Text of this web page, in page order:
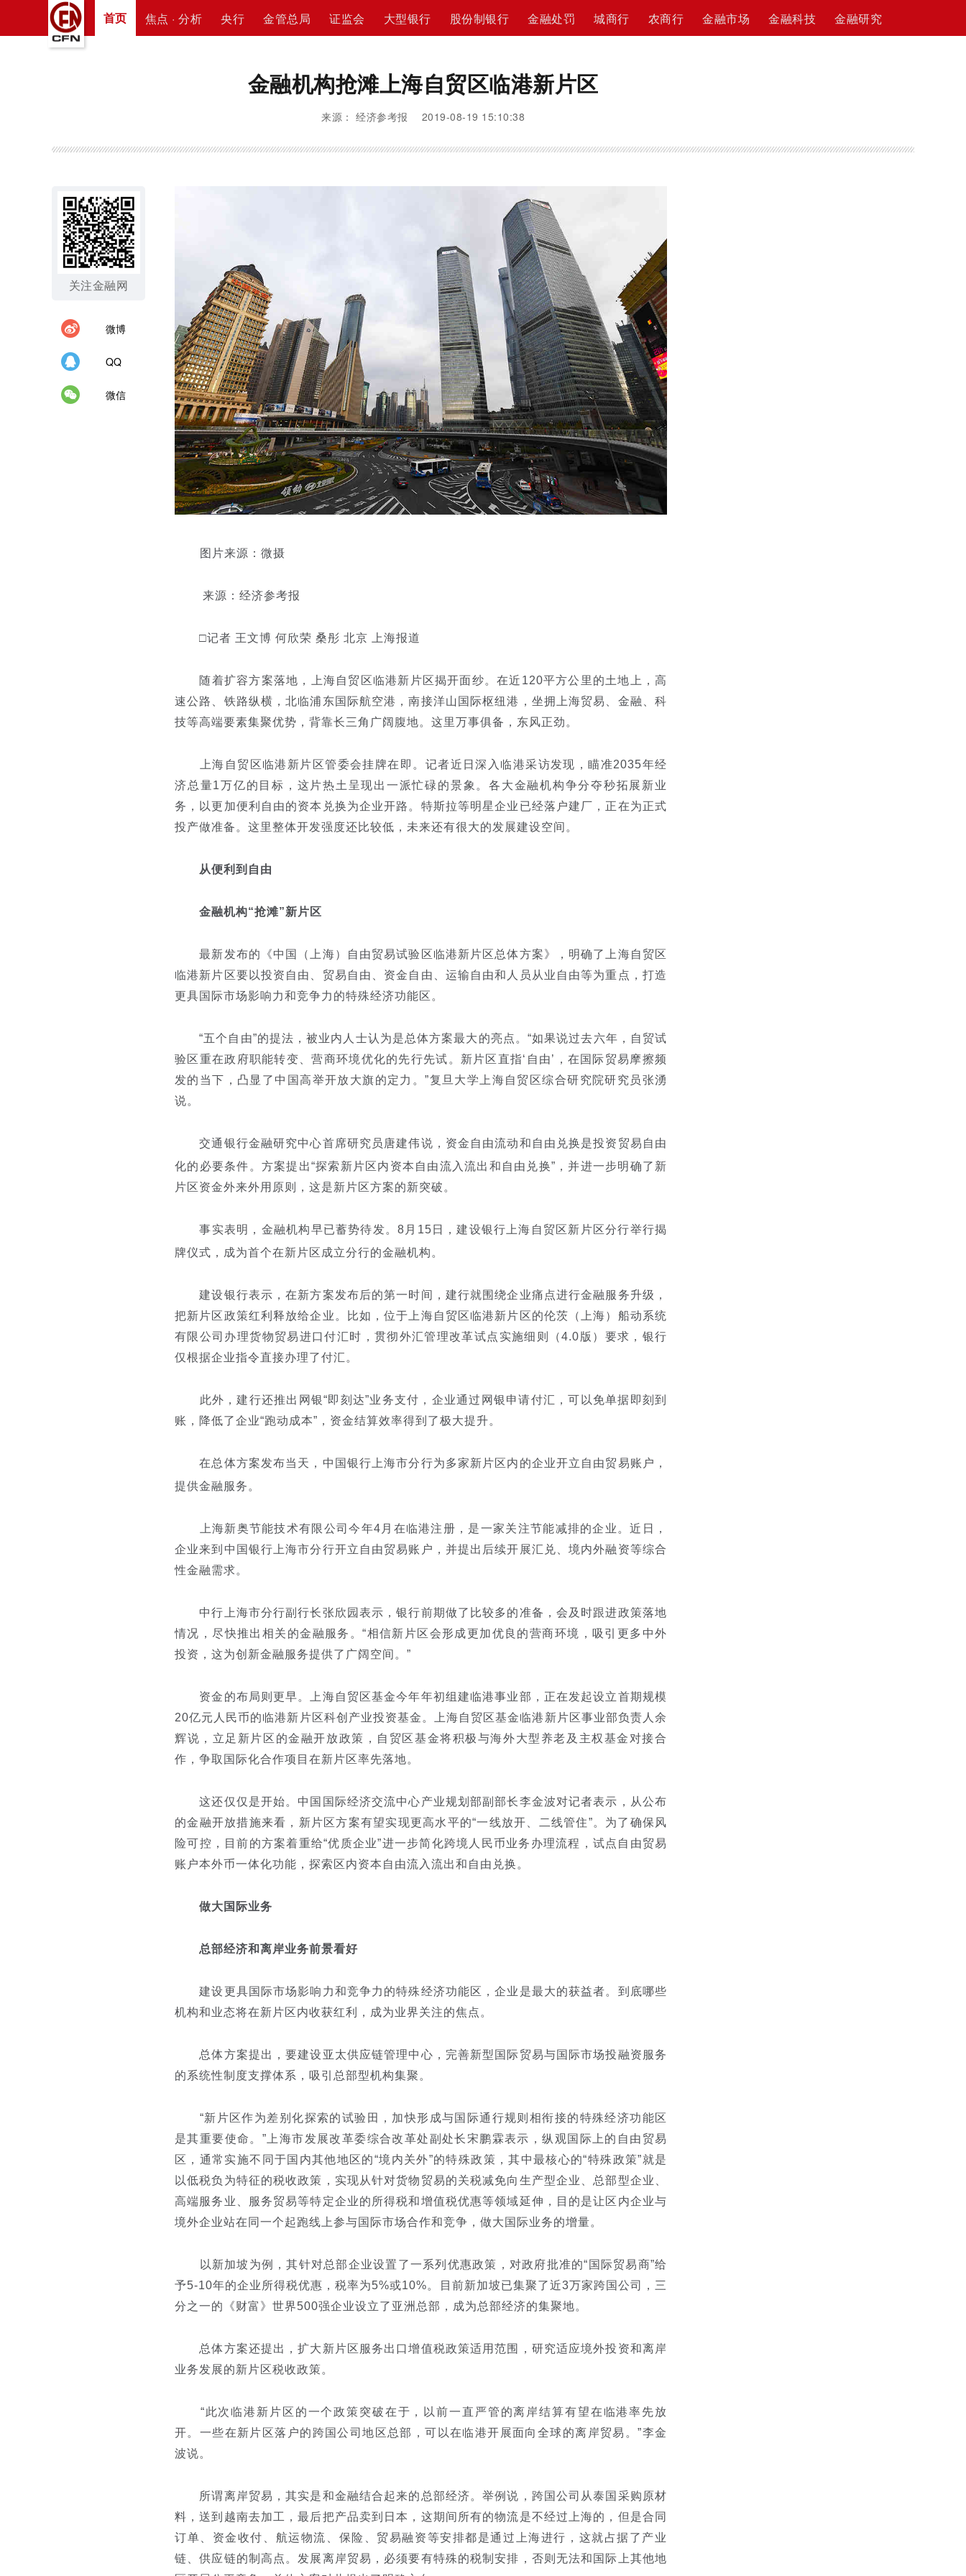
首页 焦点 · 分析 央行 金管总局 证监会 大型银行 股份制银行 金融处罚 城商行 农商行 金融市场 金融科技 金融研究
金融机构抢滩上海自贸区临港新片区
来源： 经济参考报 2019-08-19 15:10:38
关注金融网
微博
QQ
微信
图片来源：微摄
来源：经济参考报
□记者 王文博 何欣荣 桑彤 北京 上海报道
随着扩容方案落地，上海自贸区临港新片区揭开面纱。在近120平方公里的土地上，高
速公路、铁路纵横，北临浦东国际航空港，南接洋山国际枢纽港，坐拥上海贸易、金融、科
技等高端要素集聚优势，背靠长三角广阔腹地。这里万事俱备，东风正劲。
上海自贸区临港新片区管委会挂牌在即。记者近日深入临港采访发现，瞄准2035年经
济总量1万亿的目标，这片热土呈现出一派忙碌的景象。各大金融机构争分夺秒拓展新业
务，以更加便利自由的资本兑换为企业开路。特斯拉等明星企业已经落户建厂，正在为正式
投产做准备。这里整体开发强度还比较低，未来还有很大的发展建设空间。
从便利到自由
金融机构“抢滩”新片区
最新发布的《中国（上海）自由贸易试验区临港新片区总体方案》，明确了上海自贸区
临港新片区要以投资自由、贸易自由、资金自由、运输自由和人员从业自由等为重点，打造
更具国际市场影响力和竞争力的特殊经济功能区。
“五个自由”的提法，被业内人士认为是总体方案最大的亮点。“如果说过去六年，自贸试
验区重在政府职能转变、营商环境优化的先行先试。新片区直指‘自由’，在国际贸易摩擦频
发的当下，凸显了中国高举开放大旗的定力。”复旦大学上海自贸区综合研究院研究员张湧
说。
交通银行金融研究中心首席研究员唐建伟说，资金自由流动和自由兑换是投资贸易自由
化的必要条件。方案提出“探索新片区内资本自由流入流出和自由兑换”，并进一步明确了新
片区资金外来外用原则，这是新片区方案的新突破。
事实表明，金融机构早已蓄势待发。8月15日，建设银行 上海自贸区新片区分行举行揭
牌仪式，成为首个在新片区成立分行的金融机构。
建设银行表示，在新方案发布后的第一时间，建行就围绕企业痛点进行金融服务升级，
把新片区政策红利释放给企业。比如，位于上海自贸区临港新片区的伦茨（上海）船动系统
有限公司办理货物贸易进口付汇时，贯彻外汇管理改革试点实施细则（4.0版）要求，银行
仅根据企业指令直接办理了付汇。
此外，建行还推出网银“即刻达”业务支付，企业通过网银申请付汇，可以免单据即刻到
账，降低了企业“跑动成本”，资金结算效率得到了极大提升。
在总体方案发布当天， 中国银行 上海市分行为多家新片区内的企业开立自由贸易账户，
提供金融服务。
上海新奥节能技术有限公司今年4月在临港注册，是一家关注节能减排的企业。近日，
企业来到中国银行上海市分行开立自由贸易账户，并提出后续开展汇兑、境内外融资等综合
性金融需求。
中行上海市分行副行长张欣园表示，银行前期做了比较多的准备，会及时跟进政策落地
情况，尽快推出相关的金融服务。“相信新片区会形成更加优良的营商环境，吸引更多中外
投资，这为创新金融服务提供了广阔空间。”
资金的布局则更早。上海自贸区基金今年年初组建临港事业部，正在发起设立首期规模
20亿元人民币的临港新片区科创产业投资基金。上海自贸区基金临港新片区事业部负责人余
辉说，立足新片区的金融开放政策，自贸区基金将积极与海外大型养老及主权基金对接合
作，争取国际化合作项目在新片区率先落地。
这还仅仅是开始。中国国际经济交流中心产业规划部副部长李金波对记者表示，从公布
的金融开放措施来看，新片区方案有望实现更高水平的“一线放开、二线管住”。为了确保风
险可控，目前的方案着重给“优质企业”进一步简化跨境人民币业务办理流程，试点自由贸易
账户本外币一体化功能，探索区内资本自由流入流出和自由兑换。
做大国际业务
总部经济和离岸业务前景看好
建设更具国际市场影响力和竞争力的特殊经济功能区，企业是最大的获益者。到底哪些
机构和业态将在新片区内收获红利，成为业界关注的焦点。
总体方案提出，要建设亚太供应链管理中心，完善新型国际贸易与国际市场投融资服务
的系统性制度支撑体系，吸引总部型机构集聚。
“新片区作为差别化探索的试验田，加快形成与国际通行规则相衔接的特殊经济功能区
是其重要使命。”上海市发展改革委综合改革处副处长宋鹏霖表示，纵观国际上的自由贸易
区，通常实施不同于国内其他地区的“境内关外”的特殊政策，其中最核心的“特殊政策”就是
以低税负为特征的税收政策，实现从针对货物贸易的关税减免向生产型企业、总部型企业、
高端服务业、服务贸易等特定企业的所得税和增值税优惠等领域延伸，目的是让区内企业与
境外企业站在同一个起跑线上参与国际市场合作和竞争，做大国际业务的增量。
以新加坡为例，其针对总部企业设置了一系列优惠政策，对政府批准的“国际贸易商”给
予5-10年的企业所得税优惠，税率为5%或10%。目前新加坡已集聚了近3万家跨国公司，三
分之一的《财富》世界500强企业设立了亚洲总部，成为总部经济的集聚地。
总体方案还提出，扩大新片区服务出口增值税政策适用范围，研究适应境外投资和离岸
业务发展的新片区税收政策。
“此次临港新片区的一个政策突破在于，以前一直严管的离岸结算有望在临港率先放
开。一些在新片区落户的跨国公司地区总部，可以在临港开展面向全球的离岸贸易。”李金
波说。
所谓离岸贸易，其实是和金融结合起来的总部经济。举例说，跨国公司从泰国采购原材
料，送到越南去加工，最后把产品卖到日本，这期间所有的物流是不经过上海的，但是合同
订单、资金收付、航运物流、保险、贸易融资等安排都是通过上海进行，这就占据了产业
链、供应链的制高点。发展离岸贸易，必须要有特殊的税制安排，否则无法和国际上其他地